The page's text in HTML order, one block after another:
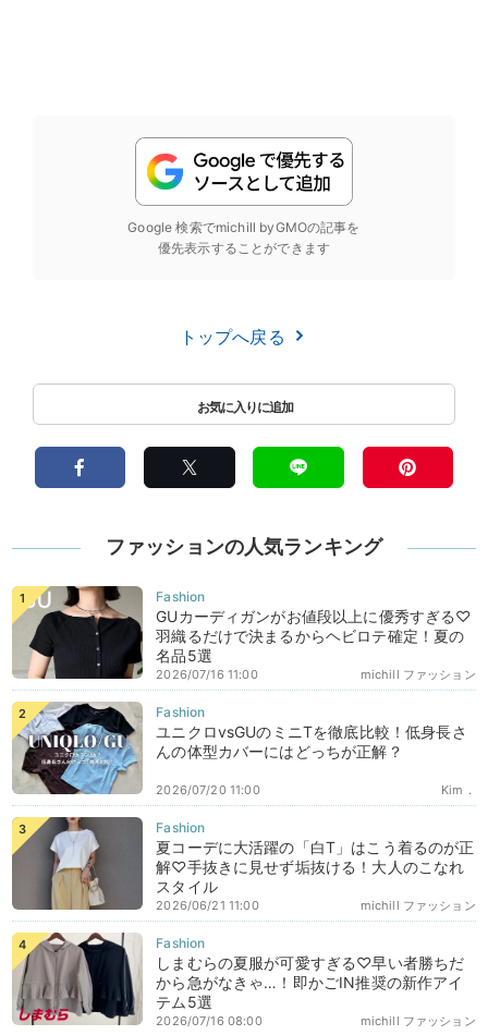
Google 検索でmichill byGMOの記事を
優先表示することができます
トップへ戻る
ファッションの人気ランキング
GUカーディガンがお値段以上に優秀すぎる♡
羽織るだけで決まるからヘビロテ確定！夏の
名品5選
michill ファッション
2026/07/16 11:00
ユニクロvsGUのミニTを徹底比較！低身長さ
んの体型カバーにはどっちが正解？
Kim．
2026/07/20 11:00
夏コーデに大活躍の「白T」はこう着るのが正
解♡手抜きに見せず垢抜ける！大人のこなれ
スタイル
michill ファッション
2026/06/21 11:00
しまむらの夏服が可愛すぎる♡早い者勝ちだ
から急がなきゃ…！即かごIN推奨の新作アイ
テム5選
michill ファッション
2026/07/16 08:00